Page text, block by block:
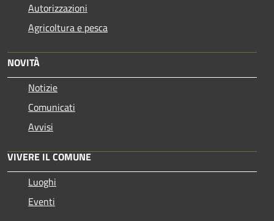
Autorizzazioni
Agricoltura e pesca
NOVITÀ
Notizie
Comunicati
Avvisi
VIVERE IL COMUNE
Luoghi
Eventi